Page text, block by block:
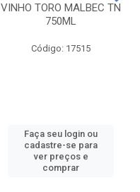
VINHO TORO MALBEC TN
750ML
Código: 17515
Faça seu login ou
cadastre-se para
ver preços e
comprar